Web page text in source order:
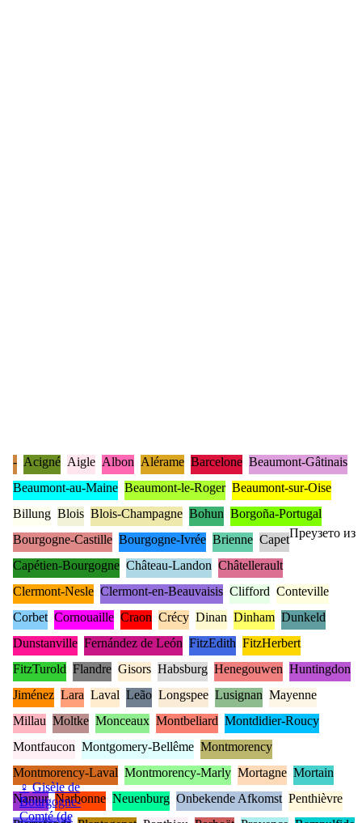
♀ Gisèle de
Bourgogne-
Comté (de
- Acigné Aigle Albon Alérame Barcelone Beaumont-Gâtinais
Beaumont-au-Maine Beaumont-le-Roger Beaumont-sur-Oise
Billung Blois Blois-Champagne Bohun Borgoña-Portugal
Bourgogne-Castille Bourgogne-Ivrée Brienne Capet
Capétien-Bourgogne Château-Landon Châtellerault
Clermont-Nesle Clermont-en-Beauvaisis Clifford Conteville
Corbet Cornouaille Craon Crécy Dinan Dinham Dunkeld
Dunstanville Fernández de León FitzEdith FitzHerbert
FitzTurold Flandre Gisors Habsburg Henegouwen Huntingdon
Jiménez Lara Laval Leão Longspee Lusignan Mayenne
Millau Moltke Monceaux Montbeliard Montdidier-Roucy
Montfaucon Montgomery-Bellême Montmorency
Montmorency-Laval Montmorency-Marly Mortagne Mortain
Namur Narbonne Neuenburg Onbekende Afkomst Penthièvre
Преузето из